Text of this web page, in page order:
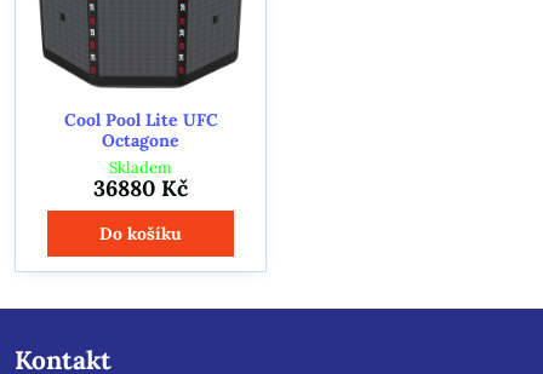
Cool Pool Lite UFC
Octagone
Skladem
36880 Kč
Do košíku
Kontakt